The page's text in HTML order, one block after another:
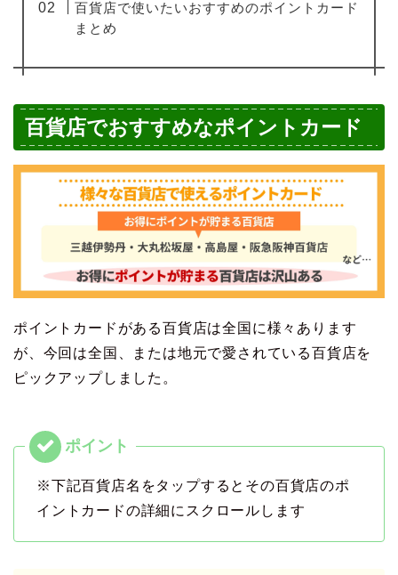
百貨店で使いたいおすすめのポイントカード
まとめ
百貨店でおすすめなポイントカード
ポイントカードがある百貨店は全国に様々あります
が、今回は全国、または地元で愛されている百貨店を
ピックアップしました。
※下記百貨店名をタップするとその百貨店のポ
イントカードの詳細にスクロールします